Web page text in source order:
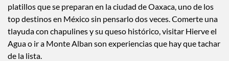
platillos que se preparan en la ciudad de Oaxaca, uno de los
top destinos en México sin pensarlo dos veces. Comerte una
tlayuda con chapulines y su queso histórico, visitar Hierve el
Agua o ir a Monte Alban son experiencias que hay que tachar
de la lista.